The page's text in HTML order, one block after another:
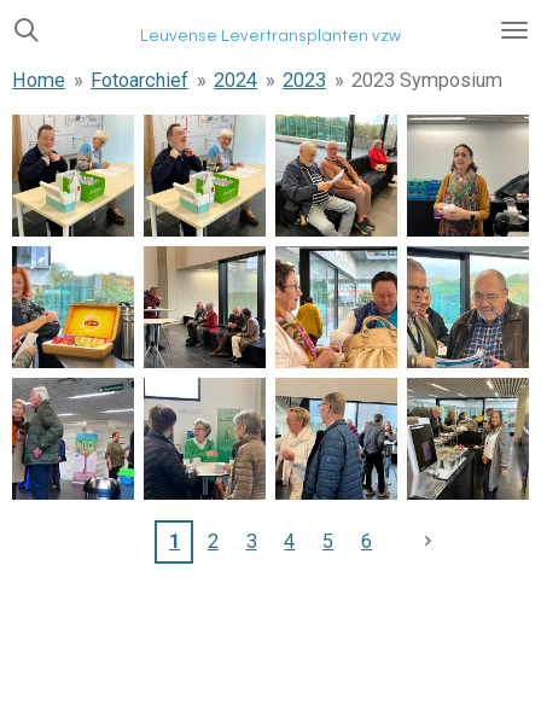
Ga
naar
de
hoofdinhoud
Leuvense Levertransplanten vzw
Home » Fotoarchief » 2024 » 2023 » 2023 Symposium
1 2 3 4 5 6